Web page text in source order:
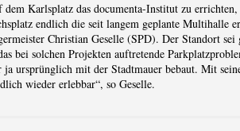
dem Karlsplatz das documenta-Institut zu
endlich die seit langem geplante Multihalle
Christian Geselle (SPD). Der Standort
bei solchen Projekten auftretende
ursprünglich mit der Stadtmauer bebaut. Mit
wieder erlebbar“, so Geselle.